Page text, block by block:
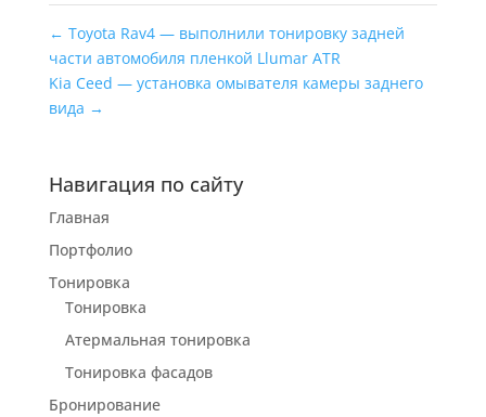
← Toyota Rav4 — выполнили тонировку задней
части автомобиля пленкой Llumar ATR
Kia Ceed — установка омывателя камеры заднего
вида →
Навигация по сайту
Главная
Портфолио
Тонировка
Тонировка
Атермальная тонировка
Тонировка фасадов
Бронирование